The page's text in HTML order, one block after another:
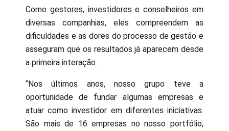
Como gestores, investidores e conselheiros em
diversas companhias, eles compreendem as
dificuldades e as dores do processo de gestão e
asseguram que os resultados já aparecem desde
a primeira interação.
“Nos últimos anos, nosso grupo teve a
oportunidade de fundar algumas empresas e
atuar como investidor em diferentes iniciativas.
São mais de 16 empresas no nosso portfólio,